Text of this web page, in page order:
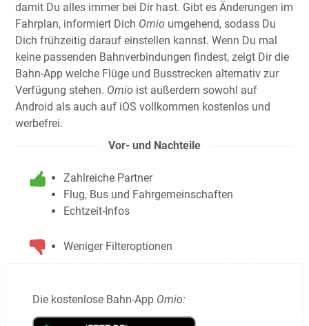
damit Du alles immer bei Dir hast. Gibt es Änderungen im
Fahrplan, informiert Dich Omio umgehend, sodass Du
Dich frühzeitig darauf einstellen kannst. Wenn Du mal
keine passenden Bahnverbindungen findest, zeigt Dir die
Bahn-App welche Flüge und Busstrecken alternativ zur
Verfügung stehen. Omio ist außerdem sowohl auf
Android als auch auf iOS vollkommen kostenlos und
werbefrei.
Vor- und Nachteile
Zahlreiche Partner
Flug, Bus und Fahrgemeinschaften
Echtzeit-Infos
Weniger Filteroptionen
Die kostenlose Bahn-App Omio: